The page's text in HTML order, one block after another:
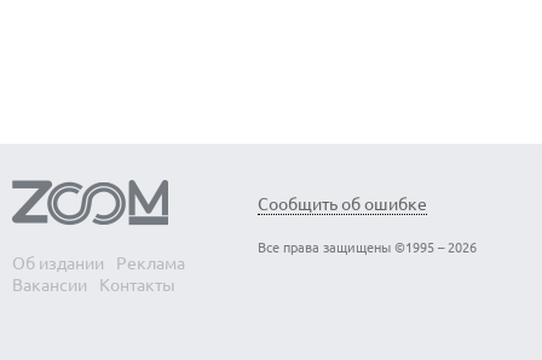
Об издании
Реклама
Вакансии
Контакты
Сообщить об ошибке
Все права защищены ©1995 – 2026